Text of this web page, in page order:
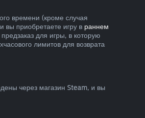
времени (кроме случая
вы приобретаете игру в раннем
для игры, в которую
лимитов для возврата
через магазин Steam, и вы